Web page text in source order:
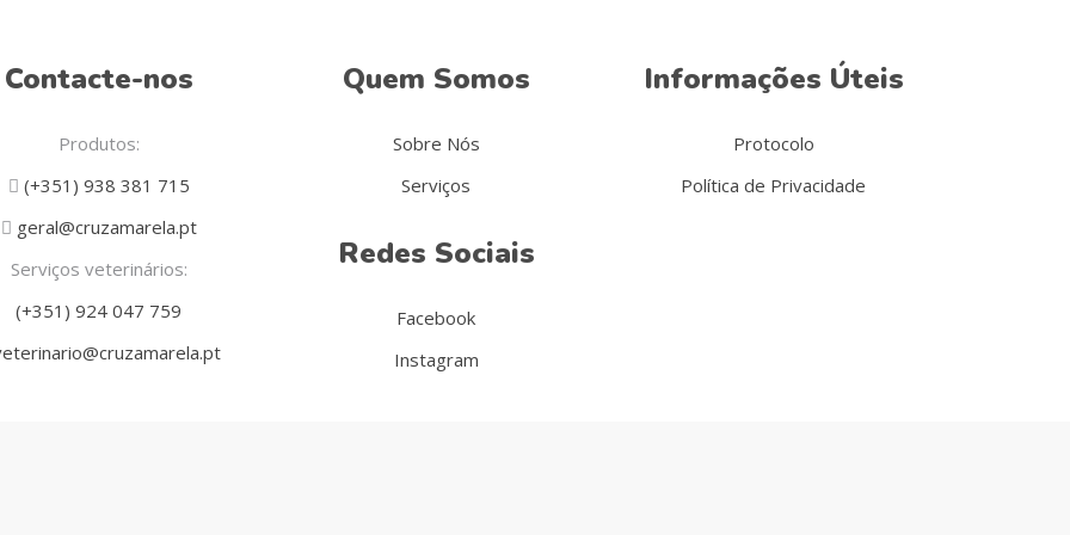
Contacte-nos
Produtos:
(+351) 938 381 715
geral@cruzamarela.pt
Serviços veterinários:
(+351) 924 047 759
Quem Somos
Sobre Nós
Serviços
Redes Sociais
Facebook
Instagram
Informações Úteis
Protocolo
Política de Privacidade